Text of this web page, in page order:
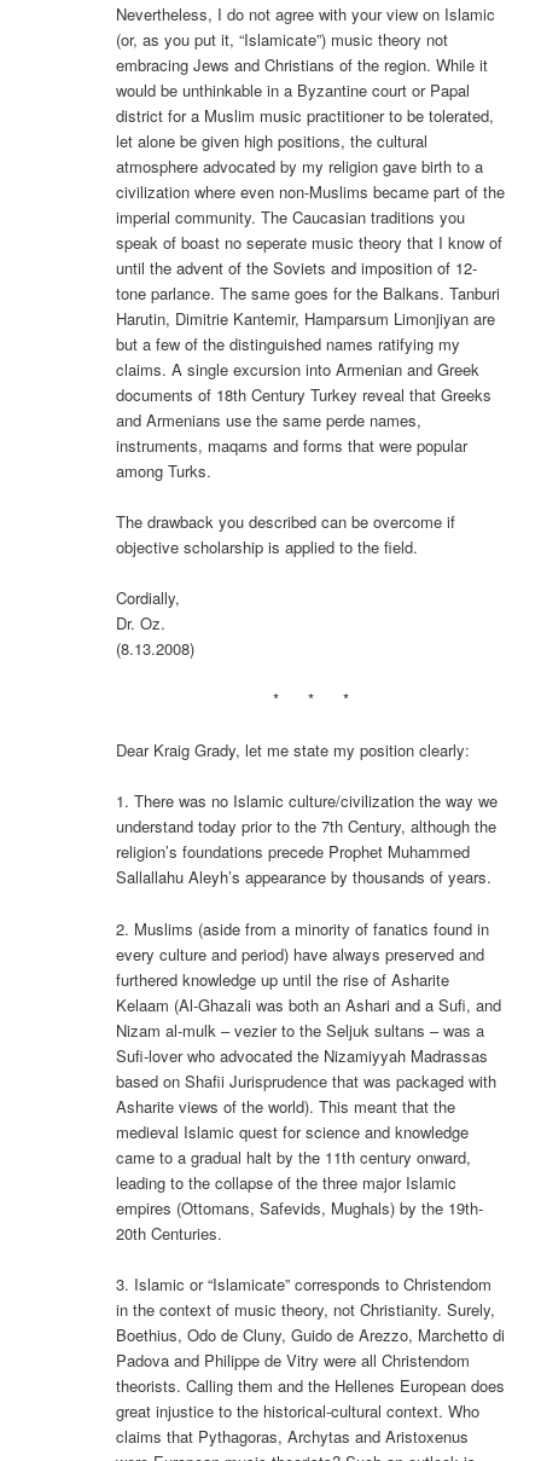
Nevertheless, I do not agree with your view on Islamic
(or, as you put it, “Islamicate”) music theory not
embracing Jews and Christians of the region. While it
would be unthinkable in a Byzantine court or Papal
district for a Muslim music practitioner to be tolerated,
let alone be given high positions, the cultural
atmosphere advocated by my religion gave birth to a
civilization where even non-Muslims became part of the
imperial community. The Caucasian traditions you
speak of boast no seperate music theory that I know of
until the advent of the Soviets and imposition of 12-
tone parlance. The same goes for the Balkans. Tanburi
Harutin, Dimitrie Kantemir, Hamparsum Limonjiyan are
but a few of the distinguished names ratifying my
claims. A single excursion into Armenian and Greek
documents of 18th Century Turkey reveal that Greeks
and Armenians use the same perde names,
instruments, maqams and forms that were popular
among Turks.
The drawback you described can be overcome if
objective scholarship is applied to the field.
Cordially,
Dr. Oz.
(8.13.2008)
* * *
Dear Kraig Grady, let me state my position clearly:
1. There was no Islamic culture/civilization the way we
understand today prior to the 7th Century, although the
religion’s foundations precede Prophet Muhammed
Sallallahu Aleyh’s appearance by thousands of years.
2. Muslims (aside from a minority of fanatics found in
every culture and period) have always preserved and
furthered knowledge up until the rise of Asharite
Kelaam (Al-Ghazali was both an Ashari and a Sufi, and
Nizam al-mulk – vezier to the Seljuk sultans – was a
Sufi-lover who advocated the Nizamiyyah Madrassas
based on Shafii Jurisprudence that was packaged with
Asharite views of the world). This meant that the
medieval Islamic quest for science and knowledge
came to a gradual halt by the 11th century onward,
leading to the collapse of the three major Islamic
empires (Ottomans, Safevids, Mughals) by the 19th-
20th Centuries.
3. Islamic or “Islamicate” corresponds to Christendom
in the context of music theory, not Christianity. Surely,
Boethius, Odo de Cluny, Guido de Arezzo, Marchetto di
Padova and Philippe de Vitry were all Christendom
theorists. Calling them and the Hellenes European does
great injustice to the historical-cultural context. Who
claims that Pythagoras, Archytas and Aristoxenus